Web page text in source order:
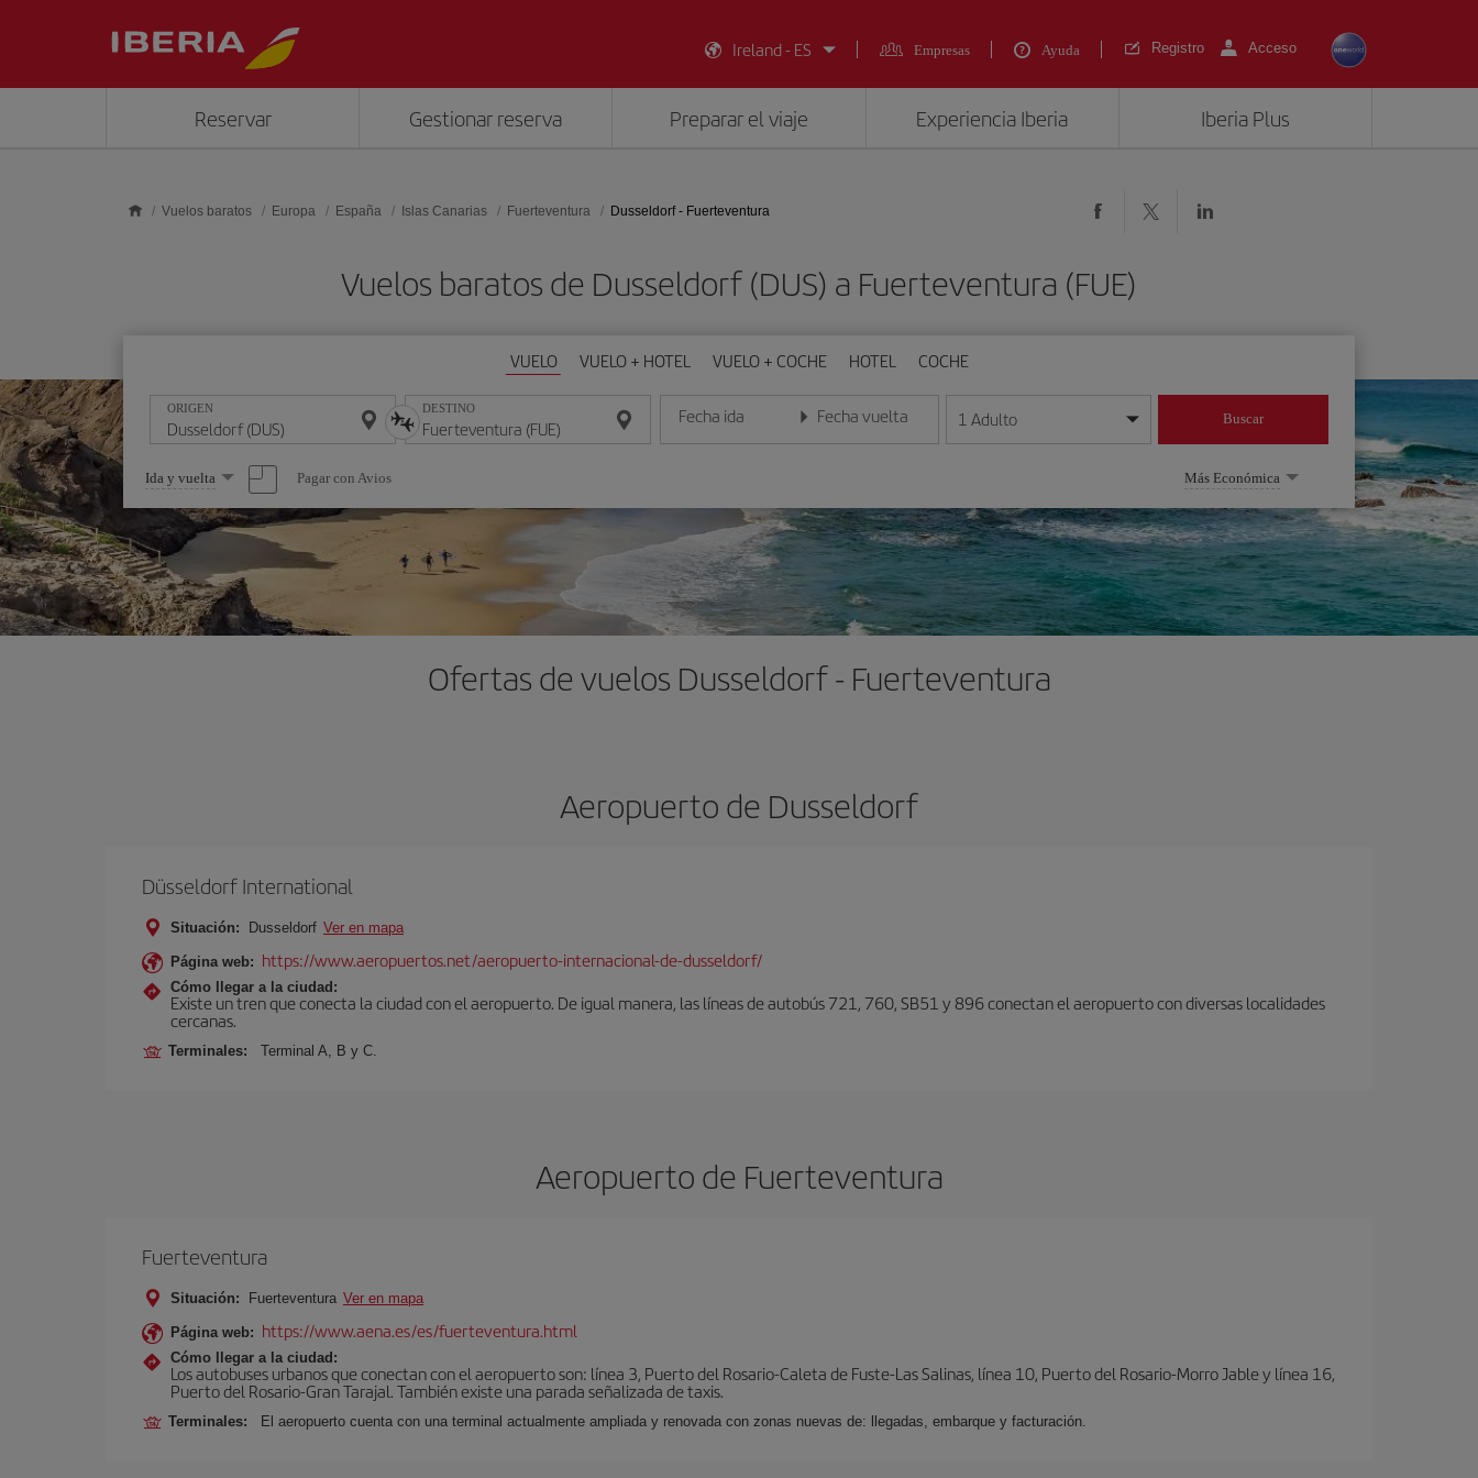
Ireland - ES
Empresas Ayuda Registro Acceso
Reservar Gestionar reserva Preparar el viaje Experiencia Iberia Iberia Plus
Vuelos baratos Europa España Islas Canarias Fuerteventura Dusseldorf - Fuerteventura
Vuelos baratos de Dusseldorf (DUS) a Fuerteventura (FUE)
VUELO VUELO + HOTEL VUELO + COCHE HOTEL COCHE
ORIGEN DESTINO Fecha ida
Introduce la fecha en formato día/mes/año
Fecha vuelta
Introduce la fecha en formato día/mes/año
1 Adulto Buscar
Seleccione
una
opción
Ida y vuelta Pagar con Avios Más Económica
Ofertas de vuelos Dusseldorf - Fuerteventura
Aeropuerto de Dusseldorf
Düsseldorf International
Situación: Dusseldorf Ver en mapa
Página web: https://www.aeropuertos.net/aeropuerto-internacional-de-dusseldorf/
Cómo llegar a la ciudad:
Existe un tren que conecta la ciudad con el aeropuerto. De igual manera, las líneas de autobús 721, 760, SB51 y 896 conectan el aeropuerto con diversas localidades
cercanas.
Terminales: Terminal A, B y C.
Aeropuerto de Fuerteventura
Fuerteventura
Situación: Fuerteventura Ver en mapa
Página web: https://www.aena.es/es/fuerteventura.html
Cómo llegar a la ciudad:
Los autobuses urbanos que conectan con el aeropuerto son: línea 3, Puerto del Rosario-Caleta de Fuste-Las Salinas, línea 10, Puerto del Rosario-Morro Jable y línea 16,
Puerto del Rosario-Gran Tarajal. También existe una parada señalizada de taxis.
Terminales: El aeropuerto cuenta con una terminal actualmente ampliada y renovada con zonas nuevas de: llegadas, embarque y facturación.